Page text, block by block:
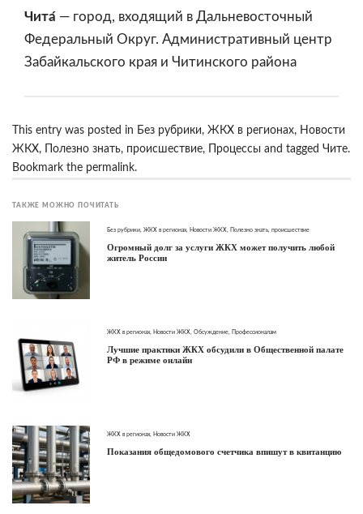
Чита́ — город, входящий в Дальневосточный
Федеральный Округ. Административный центр
Забайкальского края и Читинского района
This entry was posted in Без рубрики, ЖКХ в регионах, Новости
ЖКХ, Полезно знать, происшествие, Процессы and tagged Чите.
Bookmark the permalink.
ТАКЖЕ МОЖНО ПОЧИТАТЬ
Без рубрики ЖКХ в регионах Новости ЖКХ Полезно знать, происшествие
Огромный долг за услуги ЖКХ может получить любой
житель России
ЖКХ в регионах Новости ЖКХ Обсуждение Профессионалам
Лучшие практики ЖКХ обсудили в Общественной палате
РФ в режиме онлайн
ЖКХ в регионах Новости ЖКХ
Показания общедомового счетчика впишут в квитанцию